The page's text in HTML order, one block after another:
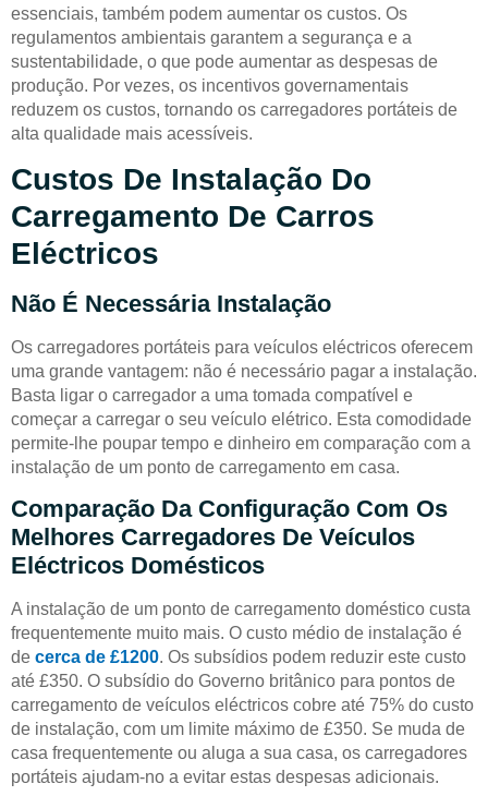
essenciais, também podem aumentar os custos. Os
regulamentos ambientais garantem a segurança e a
sustentabilidade, o que pode aumentar as despesas de
produção. Por vezes, os incentivos governamentais
reduzem os custos, tornando os carregadores portáteis de
alta qualidade mais acessíveis.
Custos De Instalação Do
Carregamento De Carros
Eléctricos
Não É Necessária Instalação
Os carregadores portáteis para veículos eléctricos oferecem
uma grande vantagem: não é necessário pagar a instalação.
Basta ligar o carregador a uma tomada compatível e
começar a carregar o seu veículo elétrico. Esta comodidade
permite-lhe poupar tempo e dinheiro em comparação com a
instalação de um ponto de carregamento em casa.
Comparação Da Configuração Com Os
Melhores Carregadores De Veículos
Eléctricos Domésticos
A instalação de um ponto de carregamento doméstico custa
frequentemente muito mais. O custo médio de instalação é
de cerca de £1200. Os subsídios podem reduzir este custo
até £350. O subsídio do Governo britânico para pontos de
carregamento de veículos eléctricos cobre até 75% do custo
de instalação, com um limite máximo de £350. Se muda de
casa frequentemente ou aluga a sua casa, os carregadores
portáteis ajudam-no a evitar estas despesas adicionais.